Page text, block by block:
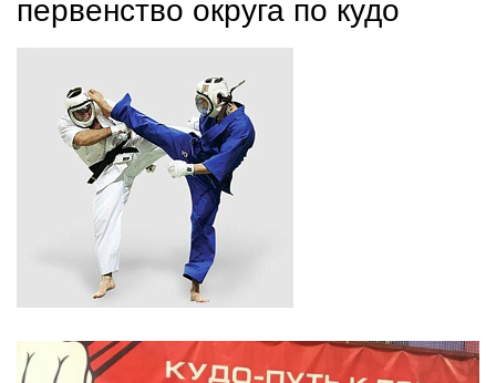
первенство округа по кудо